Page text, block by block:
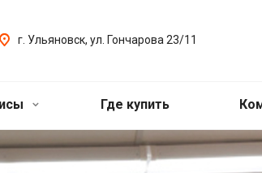
г. Ульяновск, ул. Гончарова 23/11
Где купить